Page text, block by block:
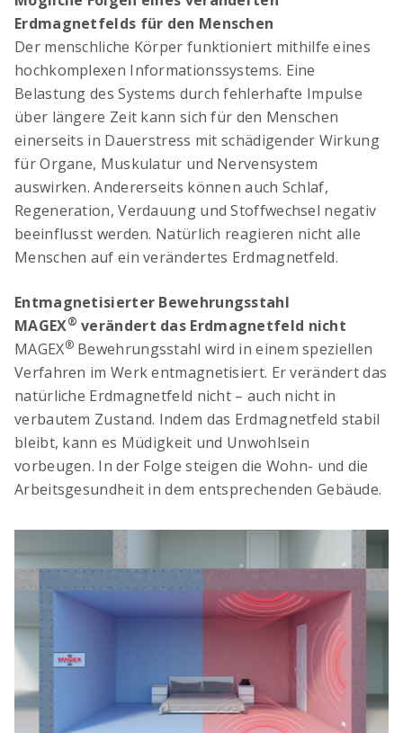
Digitaler Bewehrungsschieber
Stoss- & Verankerungslängen und
Mindestabmessungen von Abbiegeformen -
digital berechnet nach neuer SIA 262 (2025)
Erdmagnetfelds für den Menschen
Der menschliche Körper funktioniert mithilfe eines
hochkomplexen Informationssystems. Eine
Belastung des Systems durch fehlerhafte Impulse
über längere Zeit kann sich für den Menschen
einerseits in Dauerstress mit schädigender Wirkung
für Organe, Muskulatur und Nervensystem
auswirken. Andererseits können auch Schlaf,
Regeneration, Verdauung und Stoffwechsel negativ
beeinflusst werden. Natürlich reagieren nicht alle
Menschen auf ein verändertes Erdmagnetfeld.
Entmagnetisierter Bewehrungsstahl
MAGEX® verändert das Erdmagnetfeld nicht
MAGEX®Bewehrungsstahl wird in einem speziellen
Verfahren im Werk entmagnetisiert. Er verändert das
natürliche Erdmagnetfeld nicht – auch nicht in
verbautem Zustand. Indem das Erdmagnetfeld stabil
bleibt, kann es Müdigkeit und Unwohlsein
vorbeugen. In der Folge steigen die Wohn- und die
Arbeitsgesundheit in dem entsprechenden Gebäude.